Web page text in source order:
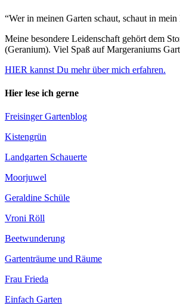
“Wer in meinen Garten schaut, schaut in mein
Meine besondere Leidenschaft gehört dem
(Geranium). Viel Spaß auf Margeraniums
HIER kannst Du mehr über mich erfahren.
Hier lese ich gerne
Freisinger Gartenblog
Kistengrün
Landgarten Schauerte
Moorjuwel
Geraldine Schüle
Vroni Röll
Beetwunderung
Gartenträume und Räume
Frau Frieda
Einfach Garten